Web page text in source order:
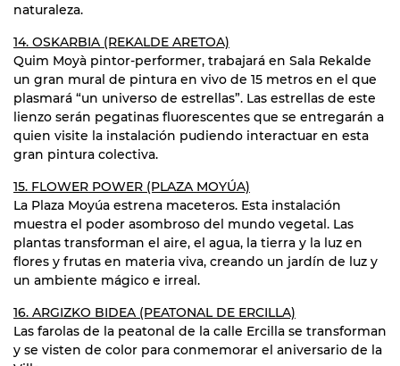
naturaleza.
14. OSKARBIA (REKALDE ARETOA)
Quim Moyà pintor-performer, trabajará en Sala Rekalde
un gran mural de pintura en vivo de 15 metros en el que
plasmará “un universo de estrellas”. Las estrellas de este
lienzo serán pegatinas fluorescentes que se entregarán a
quien visite la instalación pudiendo interactuar en esta
gran pintura colectiva.
15. FLOWER POWER (PLAZA MOYÚA)
La Plaza Moyúa estrena maceteros. Esta instalación
muestra el poder asombroso del mundo vegetal. Las
plantas transforman el aire, el agua, la tierra y la luz en
flores y frutas en materia viva, creando un jardín de luz y
un ambiente mágico e irreal.
16. ARGIZKO BIDEA (PEATONAL DE ERCILLA)
Las farolas de la peatonal de la calle Ercilla se transforman
y se visten de color para conmemorar el aniversario de la